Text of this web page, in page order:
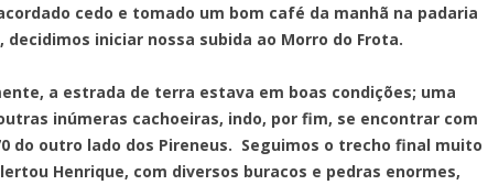
cedo e tomado um bom café da manhã na padaria
decidimos iniciar nossa subida ao Morro do Frota.
de terra estava em boas condições; uma
inúmeras cachoeiras, indo, por fim, se encontrar com
do outro lado dos Pireneus. Seguimos o trecho final muito
Henrique, com diversos buracos e pedras enormes,